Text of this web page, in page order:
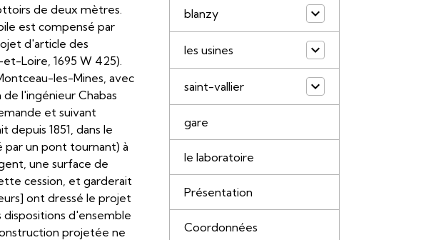
de deux mètres.
est compensé par
d'article des
Loire, 1695 W 425).
les-Mines, avec
l'ingénieur Chabas
et suivant
1851, dans le
par un pont tournant) à
une surface de
cession, et garderait
ont dressé le projet
dispositions d'ensemble
projetée ne
blanzy
les usines
saint-vallier
gare
le laboratoire
Présentation
Coordonnées